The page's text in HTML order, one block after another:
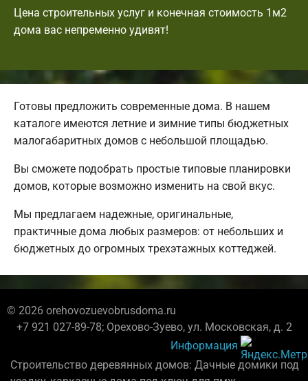
Цена строительных услуг и конечная стоимость 1м2
дома вас непременно удивят!
Готовы предложить современные дома. В нашем
каталоге имеются летние и зимние типы бюджетных
малогабаритных домов с небольшой площадью.
Вы сможете подобрать простые типовые планировки
домов, которые возможно изменить на свой вкус.
Мы предлагаем надежные, оригинальные,
практичные дома любых размеров: от небольших и
бюджетных до огромных трехэтажных коттеджей.
© 2026 orehovozuevobrusdoma.ru
+7 921 027-89-78; Орехово-Зуево, ул. Московская, д. 2
Информация
Строительство деревянных домов: Дачные домики под